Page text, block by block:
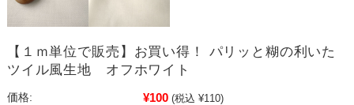
【１ｍ単位で販売】お買い得！ パリッと糊の利いた
ツイル風生地 オフホワイト
価格: ¥100 (税込 ¥110)